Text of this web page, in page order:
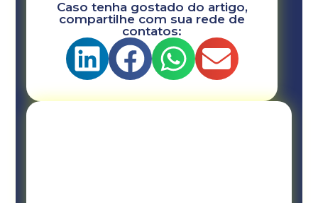
Caso tenha gostado do artigo,
compartilhe com sua rede de
contatos: